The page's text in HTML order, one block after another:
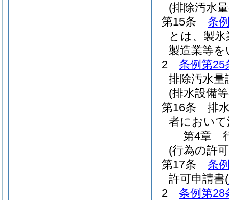
(排除汚水
第15条
条
とは、製
製造業等を
2
条例第25
排除汚水量
(排水設備
第16条
排
者におい
第4章
(行為の許
第17条
条
許可申請書(
2
条例第28